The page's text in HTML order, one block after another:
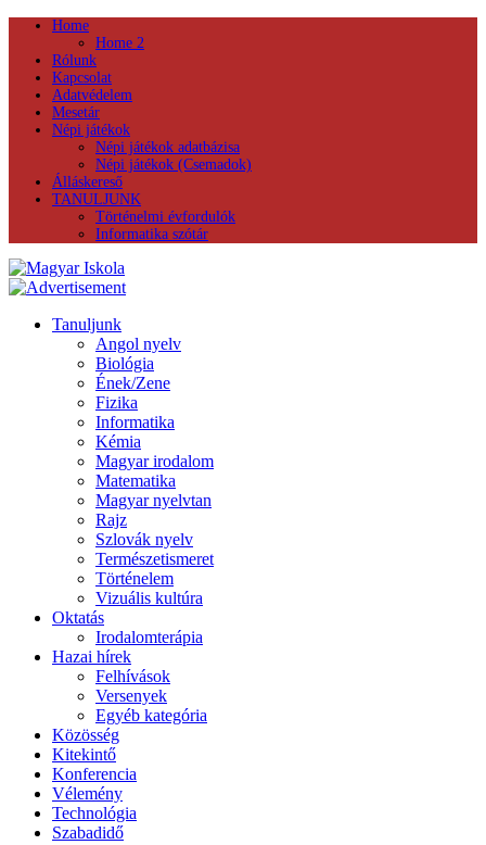
Home
Home 2
Rólunk
Kapcsolat
Adatvédelem
Mesetár
Népi játékok
Népi játékok adatbázisa
Népi játékok (Csemadok)
Álláskereső
TANULJUNK
Történelmi évfordulók
Informatika szótár
Tanuljunk
Angol nyelv
Biológia
Ének/Zene
Fizika
Informatika
Kémia
Magyar irodalom
Matematika
Magyar nyelvtan
Rajz
Szlovák nyelv
Természetismeret
Történelem
Vizuális kultúra
Oktatás
Irodalomterápia
Hazai hírek
Felhívások
Versenyek
Egyéb kategória
Közösség
Kitekintő
Konferencia
Vélemény
Technológia
Szabadidő